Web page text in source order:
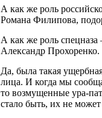
А как же роль
Романа Филипова,
А как же роль
Александр Прохоренко.
Да, была такая
лица. И когда мы
то возмущенные ура-
стало быть, их не